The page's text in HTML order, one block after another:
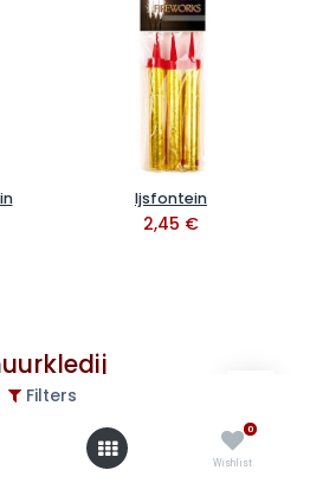
Filters
0
Wishlist
Ijsfontein
2,45 €
huurperiode in overleg (bv.
mogelijk)
wasbeurt is inbegrepen in de huurprijs
verschillende maten voor dames en